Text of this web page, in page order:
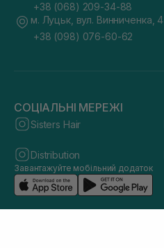
+38 (068) 209-34-88
м. Луцьк, вул. Винниченка, 4
+38 (098) 076-60-62
СОЦІАЛЬНІ МЕРЕЖІ
Sisters Hair
Distribution
Завантажуйте мобільний додаток